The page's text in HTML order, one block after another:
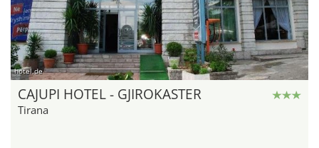
hotel.de
CAJUPI HOTEL - GJIROKASTER
Tirana